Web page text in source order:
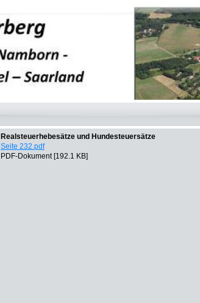
Realsteuerhebesätze und Hundesteuersätze
Seite 232.pdf
PDF-Dokument [192.1 KB]